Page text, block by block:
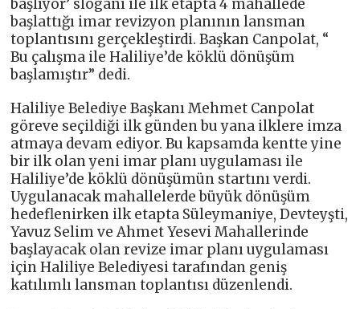
başlıyor’ sloganı ile ilk etapta 4 mahallede
başlattığı imar revizyon planının lansman
toplantısını gerçekleştirdi. Başkan Canpolat, “
Bu çalışma ile Haliliye’de köklü dönüşüm
başlamıştır” dedi.
Haliliye Belediye Başkanı Mehmet Canpolat
göreve seçildiği ilk günden bu yana ilklere imza
atmaya devam ediyor. Bu kapsamda kentte yine
bir ilk olan yeni imar planı uygulaması ile
Haliliye’de köklü dönüşümün startını verdi.
Uygulanacak mahallelerde büyük dönüşüm
hedeflenirken ilk etapta Süleymaniye, Devteyşti,
Yavuz Selim ve Ahmet Yesevi Mahallerinde
başlayacak olan revize imar planı uygulaması
için Haliliye Belediyesi tarafından geniş
katılımlı lansman toplantısı düzenlendi.